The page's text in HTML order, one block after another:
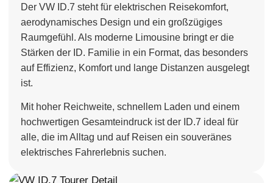
Der VW ID.7 steht für elektrischen Reisekomfort,
aerodynamisches Design und ein großzügiges
Raumgefühl. Als moderne Limousine bringt er die
Stärken der ID. Familie in ein Format, das besonders
auf Effizienz, Komfort und lange Distanzen ausgelegt
ist.
Mit hoher Reichweite, schnellem Laden und einem
hochwertigen Gesamteindruck ist der ID.7 ideal für
alle, die im Alltag und auf Reisen ein souveränes
elektrisches Fahrerlebnis suchen.